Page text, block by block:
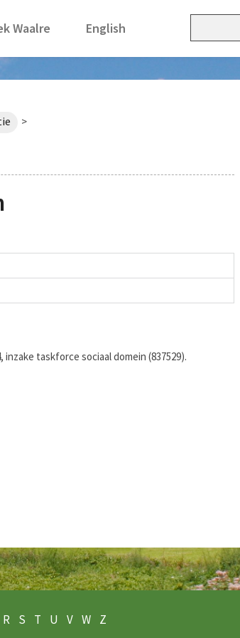
Waalre English
>
taskforce sociaal domein (837529).
R S T U V W Z